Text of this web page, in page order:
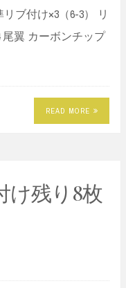
ブ付け×3（6-3） リ
翼 カーボンチップ
READ MORE
け残り8枚